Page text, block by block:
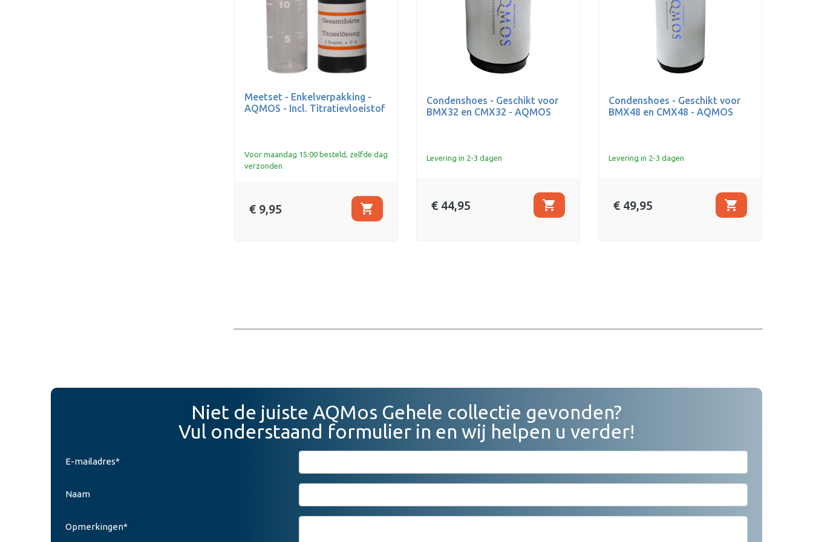
Meetset - Enkelverpakking -
AQMOS - Incl. Titratievloeistof
Voor maandag 15:00 besteld, zelfde dag
verzonden
€ 9,95 shopping_cart
Condenshoes - Geschikt voor
BMX32 en CMX32 - AQMOS
Levering in 2-3 dagen
€ 44,95 shopping_cart
Condenshoes - Geschikt voor
BMX48 en CMX48 - AQMOS
Levering in 2-3 dagen
€ 49,95 shopping_cart
Niet de juiste AQMos Gehele collectie gevonden?
Vul onderstaand formulier in en wij helpen u verder!
E-mailadres*
Naam
Opmerkingen*